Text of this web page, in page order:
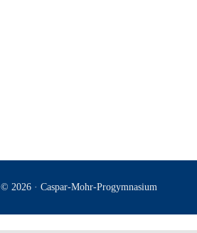
© 2026 · Caspar-Mohr-Progymnasium